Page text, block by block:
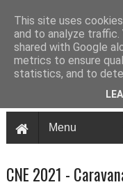
CNE 2021 -
This site uses
and to analyze traffic.
shared with Google
metrics to ensure
statistics, and to